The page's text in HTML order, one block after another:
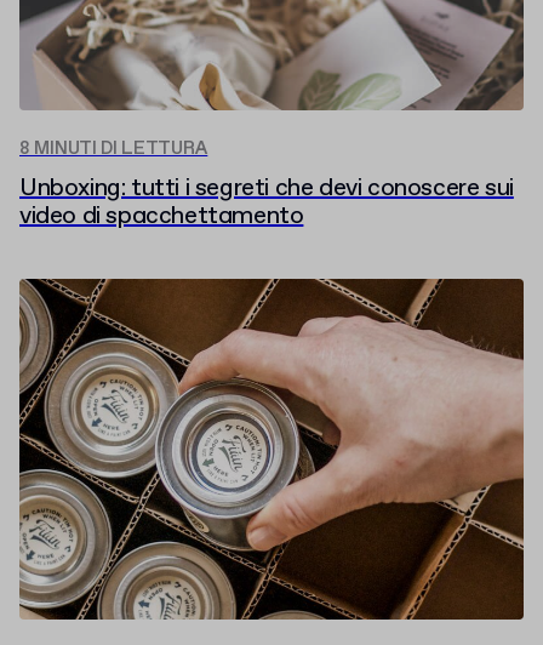
8 MINUTI DI LETTURA
Unboxing: tutti i segreti che devi conoscere sui
video di spacchettamento